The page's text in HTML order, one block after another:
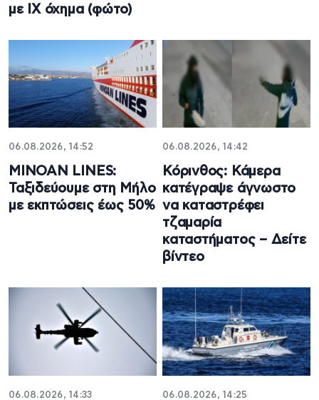
με ΙΧ όχημα (φώτο)
06.08.2026, 14:52
MINOAN LINES:
Ταξιδεύουμε στη Μήλο
με εκπτώσεις έως 50%
06.08.2026, 14:42
Κόρινθος: Κάμερα
κατέγραψε άγνωστο
να καταστρέφει
τζαμαρία
καταστήματος – Δείτε
βίντεο
06.08.2026, 14:33 06.08.2026, 14:25